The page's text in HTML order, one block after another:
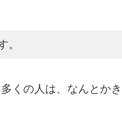
。
くの人は、なんとかき